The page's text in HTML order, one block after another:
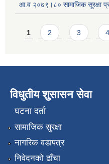
आ.व २०७९।८० सामाजिक सूरक्षा
Pages
1 2 3 4
विधुतीय शुसासन सेवा
घटना दर्ता
सामाजिक सुरक्षा
नागरिक वडापत्र
निवेदनको ढाँचा